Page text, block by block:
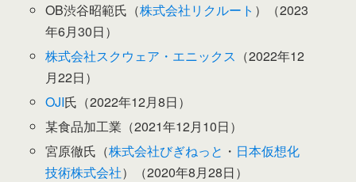
OB渋谷昭範氏（株式会社リクルート ）（2023
年6月30日）
株式会社スクウェア・エニックス （2022年12
月22日）
OJI氏（2022年12月8日）
某食品加工業（2021年12月10日）
宮原徹氏（株式会社びぎねっと ・ 日本仮想化
技術株式会社）（2020年8月28日）